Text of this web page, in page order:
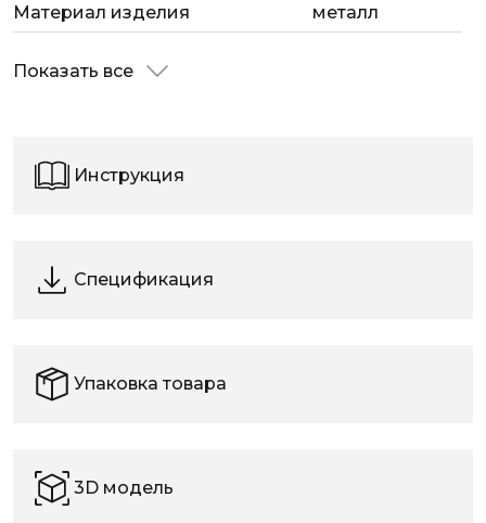
Материал изделия
металл
Показать все
Инструкция
Спецификация
Упаковка товара
3D модель